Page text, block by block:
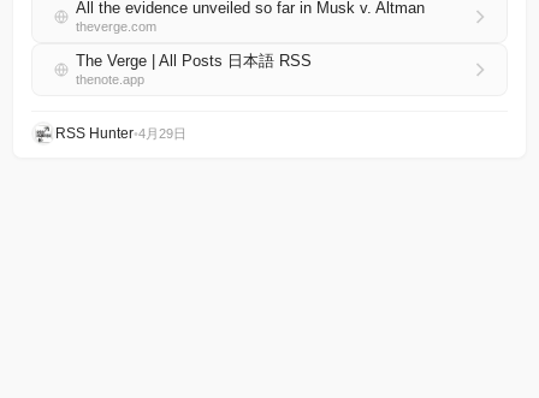
All the evidence unveiled so far in Musk v. Altman
theverge.com
The Verge | All Posts 日本語 RSS
thenote.app
RSS Hunter•4月29日